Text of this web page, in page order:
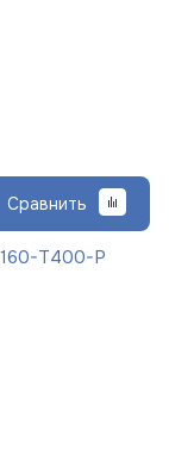
Сравнить
Т400-Р